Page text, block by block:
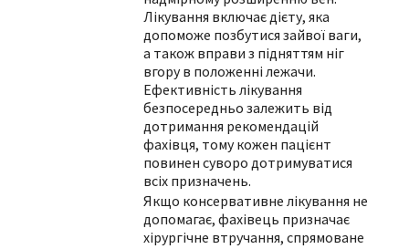
Лікування включає дієту, яка
допоможе позбутися зайвої ваги,
а також вправи з підняттям ніг
вгору в положенні лежачи.
Ефективність лікування
безпосередньо залежить від
дотримання рекомендацій
фахівця, тому кожен пацієнт
повинен суворо дотримуватися
всіх призначень.
Якщо консервативне лікування не
допомагає, фахівець призначає
хірургічне втручання, спрямоване